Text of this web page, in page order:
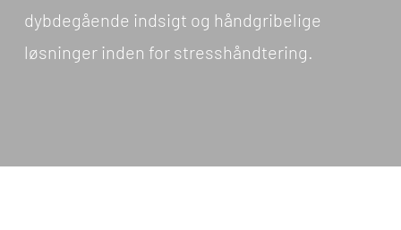
dybdegående indsigt og håndgribelige
løsninger inden for stresshåndtering.